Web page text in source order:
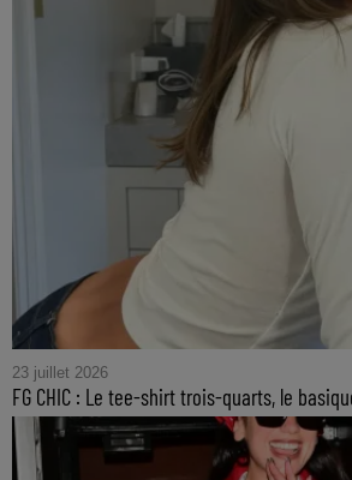
23 juillet 2026
FG CHIC : Le tee-shirt trois-quarts, le